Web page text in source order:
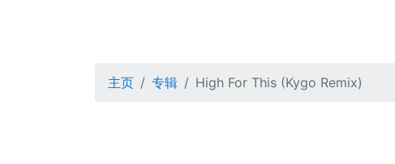
主页 专辑 High For This (Kygo Remix)